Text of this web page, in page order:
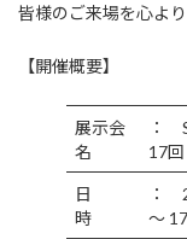
皆様のご来場を心よ
【開催概要】
展示会
名
：
17
日
時
：
～